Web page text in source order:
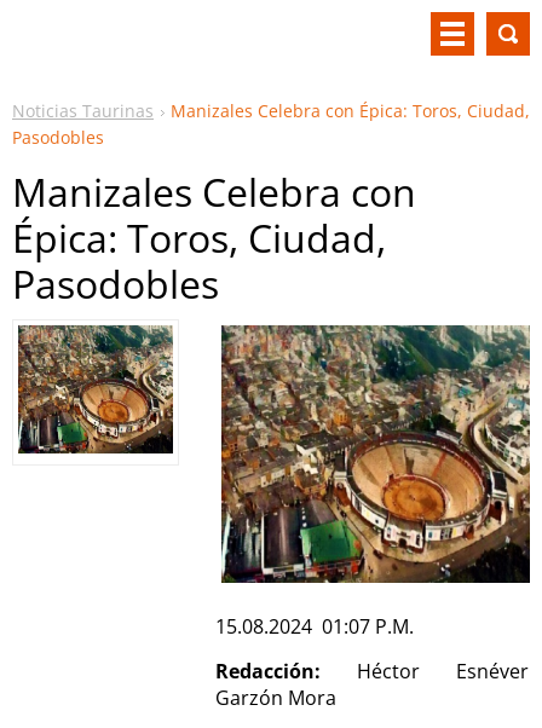
Noticias Taurinas
Manizales Celebra con Épica: Toros, Ciudad,
Pasodobles
Manizales Celebra con
Épica: Toros, Ciudad,
Pasodobles
15.08.2024 01:07 P.M.
Redacción: Héctor Esnéver
Garzón Mora